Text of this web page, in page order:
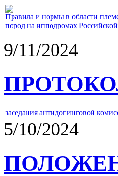
Правила и нормы в области
пород на ипподромах
9/11/2024
заседания антидопинговой
5/10/2024